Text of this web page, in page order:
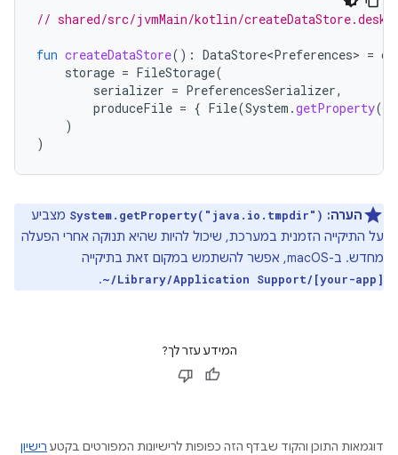
// shared/src/jvmMain/kotlin/
fun createDataStore(): DataStore<Preferences> =
storage = FileStorage(
serializer = PreferencesSerializer,
produceFile = { File(System .getProperty(
)
)
הערה: System.getProperty("java.io.tmpdir") מצביע
על התיקייה הזמנית במערכת, שיכול להיות שהיא תנוקה אחרי הפעלה
מחדש. ב-macOS, אפשר להשתמש במקום זאת בתיקייה
~/Library/Application Support/[your-app]
.
המידע עזר לך?
דוגמאות התוכן והקוד שבדף הזה כפופות לרישיונות המפורטים בקטע רישיון